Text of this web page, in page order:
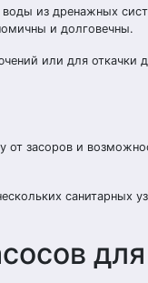
из дренажных
и долговечны.
или для откачки
засоров и
санитарных